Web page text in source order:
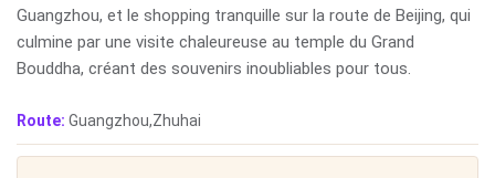
Guangzhou, et le shopping tranquille sur la route de Beijing, qui
culmine par une visite chaleureuse au temple du Grand
Bouddha, créant des souvenirs inoubliables pour tous.
Route: Guangzhou,Zhuhai